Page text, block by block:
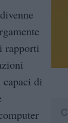
rapporti
di